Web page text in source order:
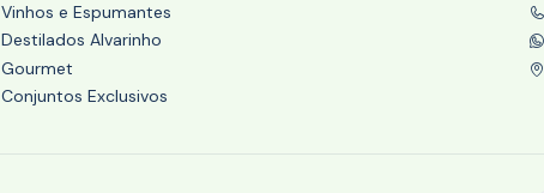
Vinhos e Espumantes
Destilados Alvarinho
Gourmet
Conjuntos Exclusivos